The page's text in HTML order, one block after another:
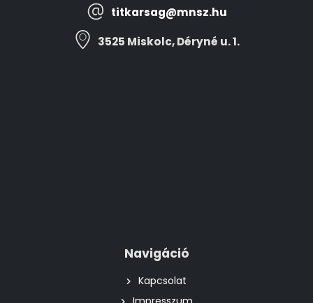
titkarsag@mnsz.hu
3525 Miskolc, Déryné u. 1.
Navigáció
Kapcsolat